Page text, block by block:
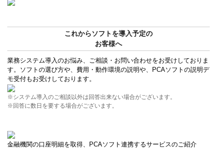
これからソフトを導入予定の
お客様へ
業務システム導入のお悩み、ご相談・お問い合わせをお受けしておりま
す。ソフトの選び方や、費用・動作環境の説明や、PCAソフトの説明デ
モ受付もお受けしております。
※システム導入のご相談以外は回答出来ない場合がございます。
※回答に数日を要する場合がございます。
金融機関の口座明細を取得、PCAソフト連携するサービスのご紹介